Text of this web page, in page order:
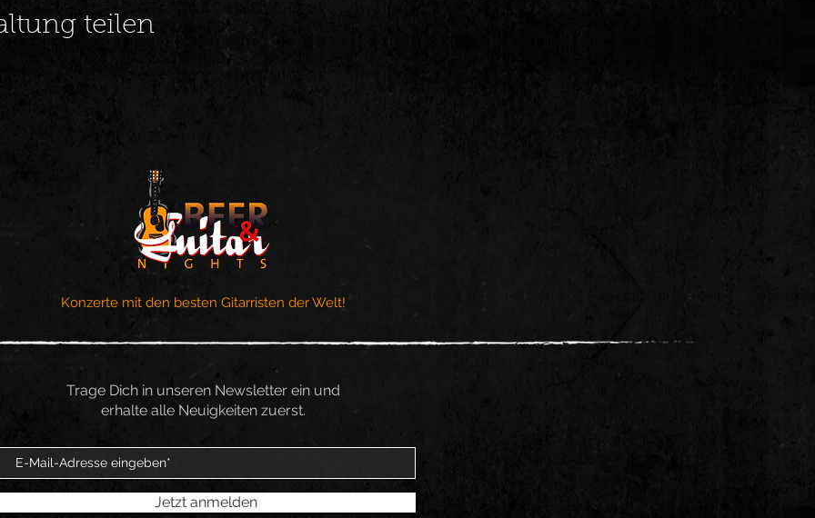
teilen
Konzerte mit den besten Gitarristen der Welt!
Trage Dich in unseren Newsletter ein und
erhalte alle Neuigkeiten zuerst.
Jetzt anmelden